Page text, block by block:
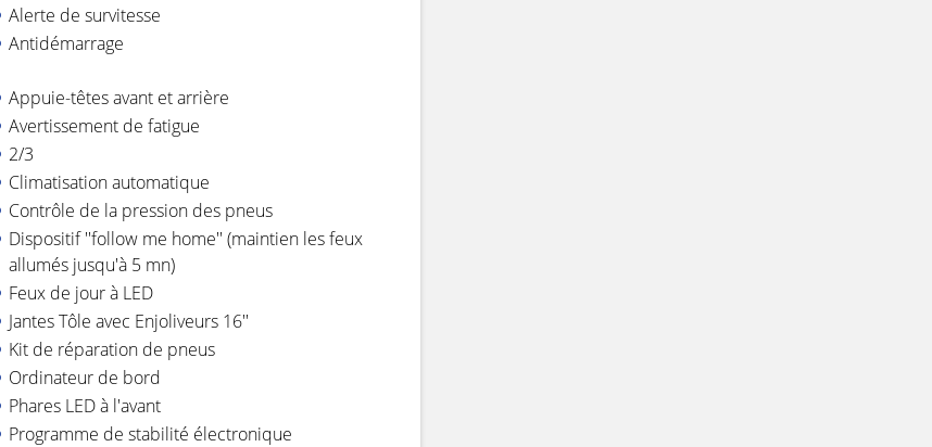
Alerte de survitesse
Antidémarrage
Appuie-têtes avant et arrière
Avertissement de fatigue
2/3
Climatisation automatique
Contrôle de la pression des pneus
Dispositif ''follow me home'' (maintien les feux
allumés jusqu'à 5 mn)
Feux de jour à LED
Jantes Tôle avec Enjoliveurs 16''
Kit de réparation de pneus
Ordinateur de bord
Phares LED à l'avant
Programme de stabilité électronique